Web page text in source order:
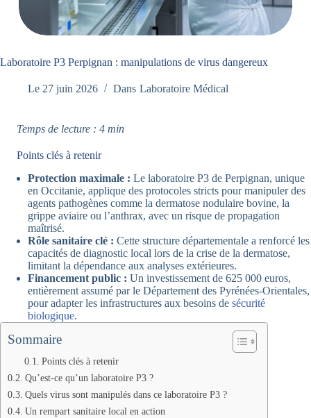
Laboratoire P3 Perpignan : manipulations de virus dangereux
Le 27 juin 2026 Dans Laboratoire Médical
Temps de lecture : 4 min
Points clés à retenir
Protection maximale : Le laboratoire P3 de Perpignan, unique
en Occitanie, applique des protocoles stricts pour manipuler des
agents pathogènes comme la dermatose nodulaire bovine, la
grippe aviaire ou l’anthrax, avec un risque de propagation
maîtrisé.
Rôle sanitaire clé : Cette structure départementale a renforcé les
capacités de diagnostic local lors de la crise de la dermatose,
limitant la dépendance aux analyses extérieures.
Financement public : Un investissement de 625 000 euros,
entièrement assumé par le Département des Pyrénées-Orientales,
pour adapter les infrastructures aux besoins de sécurité
biologique.
Sommaire
Points clés à retenir
Qu’est-ce qu’un laboratoire P3 ?
Quels virus sont manipulés dans ce laboratoire P3 ?
Un rempart sanitaire local en action